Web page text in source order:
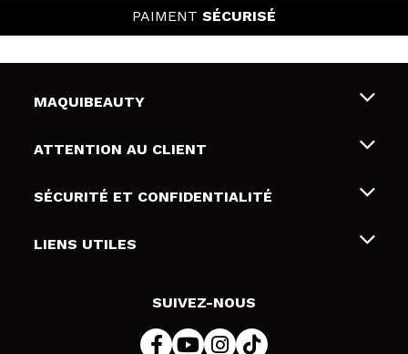
PAIMENT SÉCURISÉ
MAQUIBEAUTY
Qui sommes nous
Cartes-cadeaux
ATTENTION AU CLIENT
Livraison & retour
Modes de paiement
SÉCURITÉ ET CONFIDENTIALITÉ
Conditions et confidentialité
LIENS UTILES
SUIVEZ-NOUS